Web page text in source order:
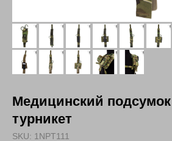
Медицинский
турникет
SKU: 1NPT111